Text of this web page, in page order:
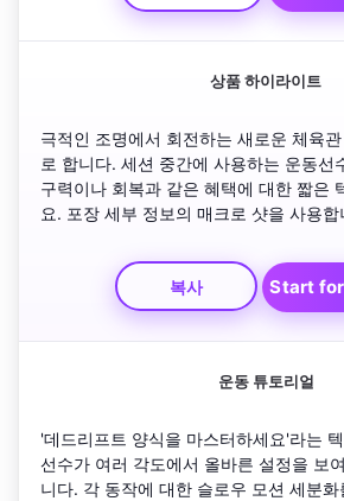
상품 하이라이트
극적인 조명에서 회전하는 새로운 체육
로 합니다. 세션 중간에 사용하는 운동선
구력이나 회복과 같은 혜택에 대한 짧은
요. 포장 세부 정보의 매크로 샷을 사용
이션으로 마무리하세요.
복사
Start
운동 튜토리얼
'데드리프트 양식을 마스터하세요'라는
선수가 여러 각도에서 올바른 설정을 보
니다. 각 동작에 대한 슬로우 모션 세분